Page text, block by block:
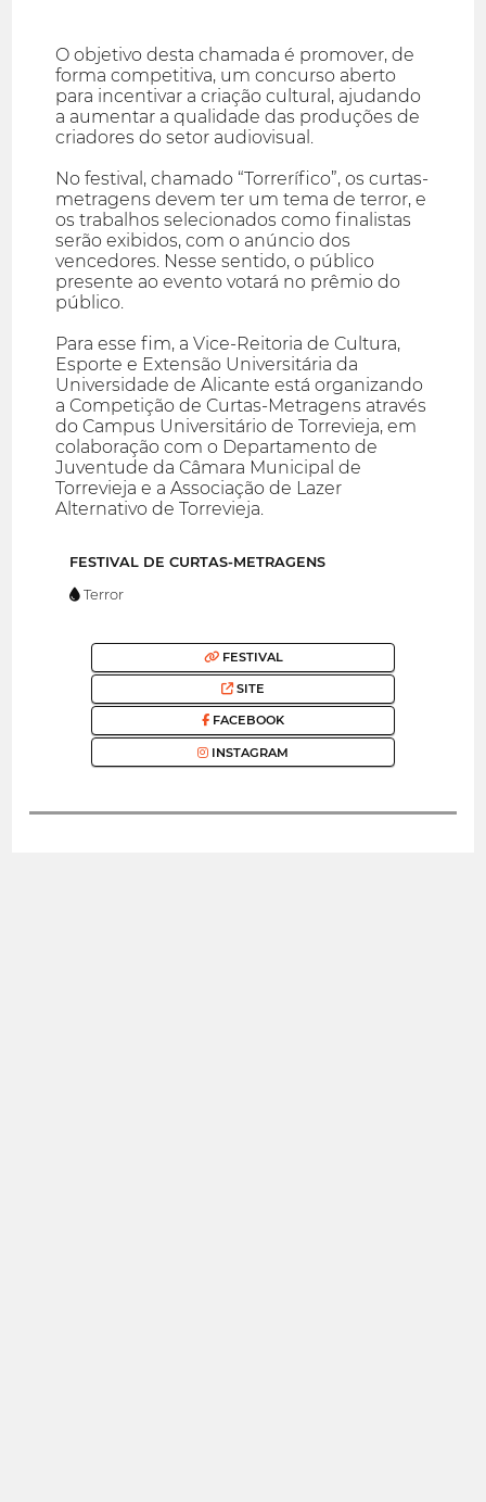
O objetivo desta chamada é promover, de
forma competitiva, um concurso aberto
para incentivar a criação cultural, ajudando
a aumentar a qualidade das produções de
criadores do setor audiovisual.
No festival, chamado “Torrerífico”, os curtas-
metragens devem ter um tema de terror, e
os trabalhos selecionados como finalistas
serão exibidos, com o anúncio dos
vencedores. Nesse sentido, o público
presente ao evento votará no prêmio do
público.
Para esse fim, a Vice-Reitoria de Cultura,
Esporte e Extensão Universitária da
Universidade de Alicante está organizando
a Competição de Curtas-Metragens através
do Campus Universitário de Torrevieja, em
colaboração com o Departamento de
Juventude da Câmara Municipal de
Torrevieja e a Associação de Lazer
Alternativo de Torrevieja.
FESTIVAL DE CURTAS-METRAGENS
Terror
FESTIVAL
SITE
FACEBOOK
INSTAGRAM